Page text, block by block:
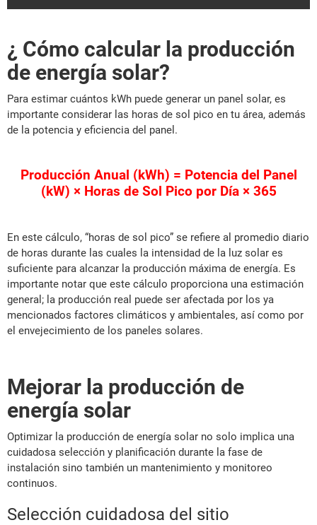
¿ Cómo calcular la producción
de energía solar?
Para estimar cuántos kWh puede generar un panel solar, es
importante considerar las horas de sol pico en tu área, además
de la potencia y eficiencia del panel.
Producción Anual (kWh) = Potencia del Panel
(kW) × Horas de Sol Pico por Día × 365
En este cálculo, “horas de sol pico” se refiere al promedio diario
de horas durante las cuales la intensidad de la luz solar es
suficiente para alcanzar la producción máxima de energía. Es
importante notar que este cálculo proporciona una estimación
general; la producción real puede ser afectada por los ya
mencionados factores climáticos y ambientales, así como por
el envejecimiento de los paneles solares.
Mejorar la producción de
energía solar
Optimizar la producción de energía solar no solo implica una
cuidadosa selección y planificación durante la fase de
instalación sino también un mantenimiento y monitoreo
continuos.
Selección cuidadosa del sitio